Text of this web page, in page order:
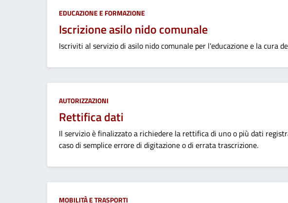
Categoria:
EDUCAZIONE E FORMAZIONE
Iscrizione asilo nido comunale
Iscriviti al servizio di asilo nido comunale per l'educazione e la cura
Categoria:
AUTORIZZAZIONI
Rettifica dati
Il servizio è finalizzato a richiedere la rettifica di uno o più dati
caso di semplice errore di digitazione o di errata trascrizione.
Categoria:
MOBILITÀ E TRASPORTI